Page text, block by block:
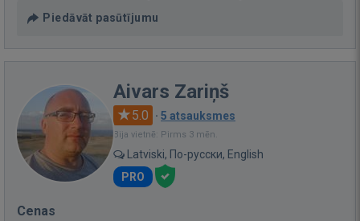
Piedāvāt pasūtījumu
Aivars Zariņš
5.0 · 5 atsauksmes
Bija vietnē: Pirms 3 mēn.
Latviski, По-русски, English
PRO
Cenas